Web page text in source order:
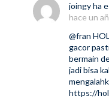
joingyha
hace un
@fran
gacor
bermain
jadi bisa
https://